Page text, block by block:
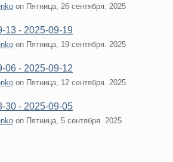
on Пятница, 26 сентября. 2025
13 - 2025-09-19
on Пятница, 19 сентября. 2025
06 - 2025-09-12
on Пятница, 12 сентября. 2025
30 - 2025-09-05
on Пятница, 5 сентября. 2025